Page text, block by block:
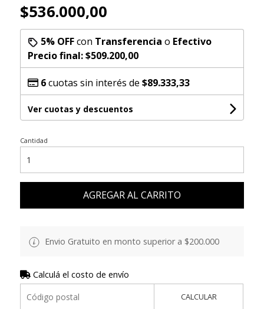
$536.000,00
5% OFFcon Transferencia o Efectivo
Precio final:$509.200,00
6cuotas sin interés de $89.333,33
Ver cuotas y descuentos
Cantidad
AGREGAR AL CARRITO
Envio Gratuito en monto superior a $200.000
Calculá el costo de envío
CALCULAR